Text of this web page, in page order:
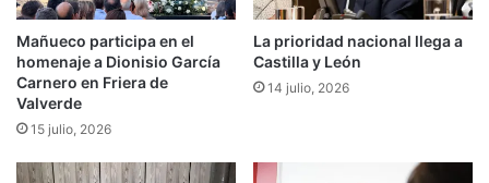
Mañueco participa en el
homenaje a Dionisio García
Carnero en Friera de
Valverde
15 julio, 2026
La prioridad nacional llega a
Castilla y León
14 julio, 2026